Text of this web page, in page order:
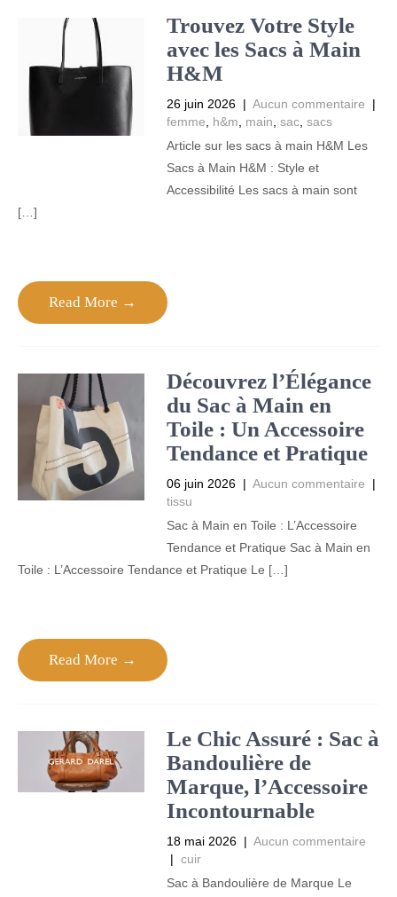
Trouvez Votre Style
avec les Sacs à Main
H&M
26 juin 2026 | Aucun commentaire
|
femme
h&m main sac, sacs
Article sur les sacs à main H&M Les
Sacs à Main H&M : Style et
Accessibilité Les sacs à main sont
[…]
Read More →
Découvrez l’Élégance
du Sac à Main en
Toile : Un Accessoire
Tendance et Pratique
06 juin 2026 | Aucun commentaire
|
tissu
Sac à Main en Toile : L’Accessoire
Tendance et Pratique Sac à Main en
Toile : L’Accessoire Tendance et Pratique Le […]
Read More →
Le Chic Assuré : Sac à
Bandoulière de
Marque, l’Accessoire
Incontournable
18 mai 2026 | Aucun commentaire
| cuir
Sac à Bandoulière de Marque Le